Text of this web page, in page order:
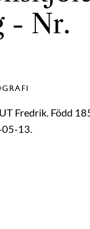
- Nr.
Fredrik. Född
05-13.